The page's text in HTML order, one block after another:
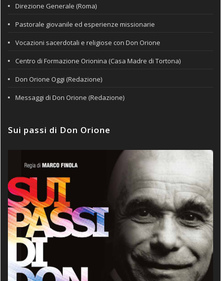
Direzione Generale (Roma)
Pastorale giovanile ed esperienze missionarie
Vocazioni sacerdotali e religiose con Don Orione
Centro di Formazione Orionina (Casa Madre di Tortona)
Don Orione Oggi (Redazione)
Messaggi di Don Orione (Redazione)
Sui passi di Don Orione